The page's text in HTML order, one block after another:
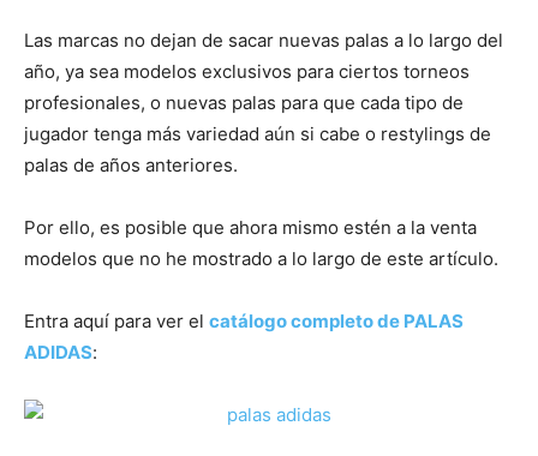
Las marcas no dejan de sacar nuevas palas a lo largo del
año, ya sea modelos exclusivos para ciertos torneos
profesionales, o nuevas palas para que cada tipo de
jugador tenga más variedad aún si cabe o restylings de
palas de años anteriores.
Por ello, es posible que ahora mismo estén a la venta
modelos que no he mostrado a lo largo de este artículo.
Entra aquí para ver el catálogo completo de PALAS
ADIDAS: